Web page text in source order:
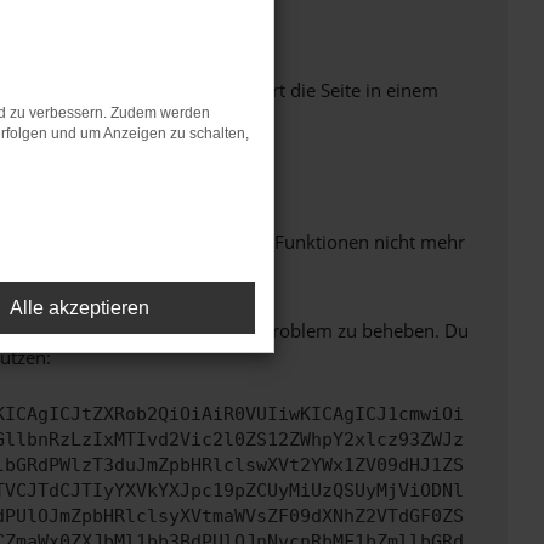
Seiten verhindern. Funktioniert die Seite in einem
dazu führen, dass bestimmte Funktionen nicht mehr
Wir werden versuchen, das Problem zu beheben. Du
zu verbessern. Zudem werden
und um Anzeigen zu schalten,
Alle akzeptieren